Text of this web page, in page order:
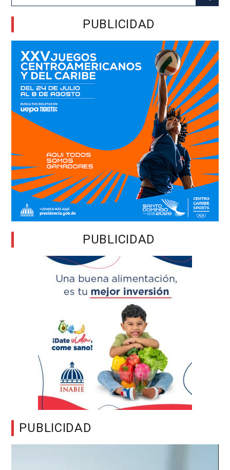
for:
PUBLICIDAD
PUBLICIDAD
PUBLICIDAD